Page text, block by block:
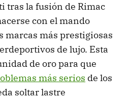
tras la fusión de Rimac
con el mando
marcas más prestigiosas
de lujo. Esta
de oro para que
más serios de los
soltar lastre